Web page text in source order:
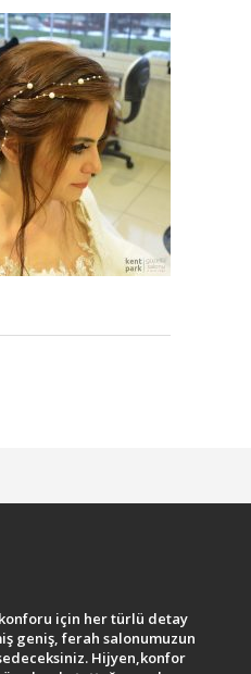
için her türlü detay
geniş, ferah salonumuzun
Hijyen,konfor